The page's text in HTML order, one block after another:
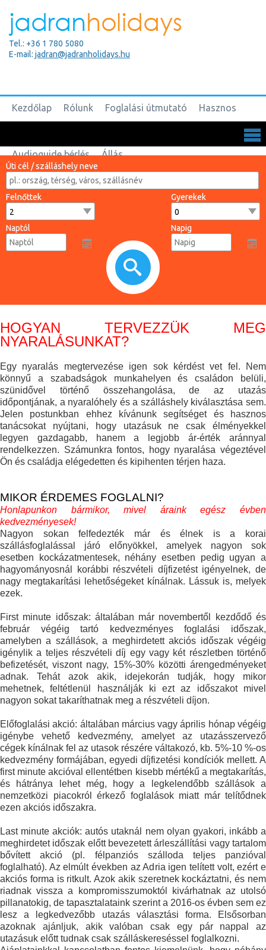
Tel.: +36 1 780 5080
E-mail: jadran@jadranholidays.hu
Kezdőlap Rólunk Foglalási útmutató Hasznos
Audioguide bérlés Állás
Úti cél / szálláshely neve
Felnőttek Gyerekek
Naptól Napig
HOGYAN TERVEZZÜK MEG
NYARALÁSUNKAT?
Egy nyaralás megtervezése igen sok kérdést vet fel. Nem
könnyű a szabadságok munkahelyen és családon belüli,
szünidővel történő összehangolása, de az utazás
időpontjának, a nyaralóhely és a szálláshely kiválasztása sem.
Jelen postunkban ehhez kívánunk segítséget és hasznos
tanácsokat nyújtani, hogy utazásuk ne csak élményekkel
legyen gazdagabb, hanem a legjobb ár-érték aránnyal
rendelkezzen. Számunkra fontos, hogy nyaralása végeztével
Ön és családja elégedetten és kipihenten térjen haza.
MIKOR ÉRDEMES FOGLALNI?
Honlapunkon bármikor, mivel áraink egész évben
kedvezményesek!
Nagyon sokan felfedezték már és élnek is a korai
szállásfoglalással járó előnyökkel, amelyek nagyon sok
esetben kockázatmentesek, néhány esetben pedig ugyan a
hagyományosnál korábbi részvételi díjfizetést igényelnek, de
nagy megtakarítási lehetőségeket kínálnak. Lássuk is, melyek
ezek.
First minute időszak: általában már novembertől kezdődő és
február végéig tartó kedvezményes foglalási időszak,
amelyben a szállások, a meghirdetett akciós időszak végéig
igénylik a teljes részvételi díj egy vagy két részletben történő
befizetését, viszont nagy, 15%-30% közötti árengedményeket
adnak. Tehát azok akik, idejekorán tudják, hogy mikor
mehetnek, feltétlenül használják ki ezt az időszakot mivel
nagyon sokat takaríthatnak meg a részvételi díjon.
Előfoglalási akció: általában március vagy április hónap végéig
igénybe vehető kedvezmény, amelyet az utazásszervező
cégek kínálnak fel az utasok részére váltakozó, kb. 5%-10 %-os
kedvezmény formájában, egyedi díjfizetési kondíciók mellett. A
first minute akcióval ellentétben kisebb mértékű a megtakarítás,
és hátránya lehet még, hogy a legkelendőbb szállások a
nemzetközi piacokról érkező foglalások miatt már telítődnek
ezen akciós időszakra.
Last minute akciók: autós utaknál nem olyan gyakori, inkább a
meghirdetet időszak előtt bevezetett árleszállítási vagy tartalom
bővített akció (pl. félpanziós szálloda teljes panzióval
foglalható). Az elmúlt években az Adria igen telített volt, ezért e
akciós forma is ritkult. Azok akik szeretnek kockáztatni, és nem
riadnak vissza a kompromisszumoktól kivárhatnak az utolsó
pillanatokig, de tapasztalataink szerint a 2016-os évben sem ez
lesz a legkedvezőbb utazás választási forma. Elsősorban
azoknak ajánljuk, akik valóban csak egy pár nappal az
utazásuk előtt tudnak csak szálláskereséssel foglalkozni.